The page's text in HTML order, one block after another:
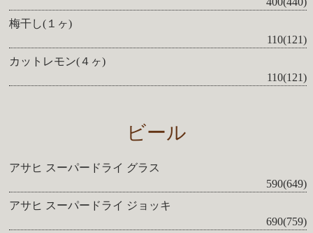
梅干し(１ヶ)
110(121)
カットレモン(４ヶ)
110(121)
ビール
アサヒ スーパードライ グラス
590(649)
アサヒ スーパードライ ジョッキ
690(759)